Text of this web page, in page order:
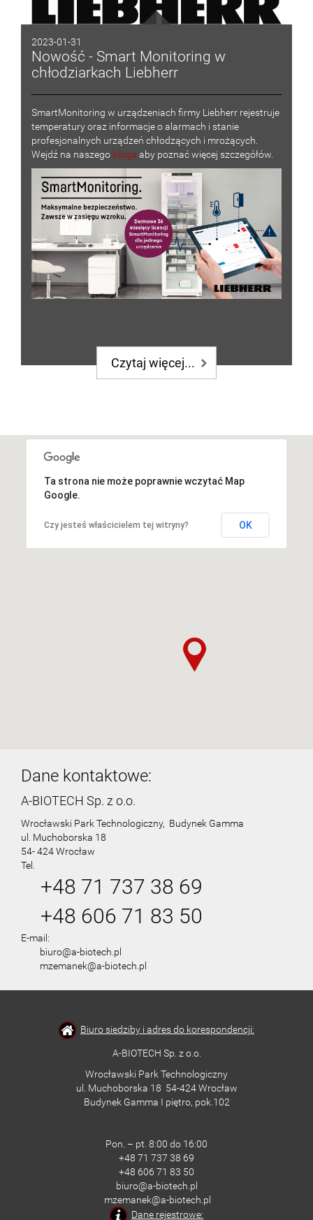
2023-01-31
Nowość - Smart Monitoring w
chłodziarkach Liebherr
SmartMonitoring w urządzeniach firmy Liebherr rejestruje
temperatury oraz informacje o alarmach i stanie
profesjonalnych urządzeń chłodzących i mrożących.
Wejdź na naszego bloga aby poznać więcej szczegółów.
Czytaj więcej...
Ta strona nie może poprawnie wczytać Map
Google.
Czy jesteś właścicielem tej witryny? OK
Dane kontaktowe:
A-BIOTECH Sp. z o.o.
Wrocławski Park Technologiczny, Budynek Gamma
ul. Muchoborska 18
54- 424 Wrocław
Tel.
+48 71 737 38 69
+48 606 71 83 50
E-mail:
biuro@a-biotech.pl
mzemanek@a-biotech.pl
Biuro siedziby i adres do korespondencji:
A-BIOTECH Sp. z o.o.
Wrocławski Park Technologiczny
ul. Muchoborska 18 54-424 Wrocław
Budynek Gamma I piętro, pok.102
Pon. – pt. 8:00 do 16:00
+48 71 737 38 69
+48 606 71 83 50
biuro@a-biotech.pl
mzemanek@a-biotech.pl
Dane rejestrowe: